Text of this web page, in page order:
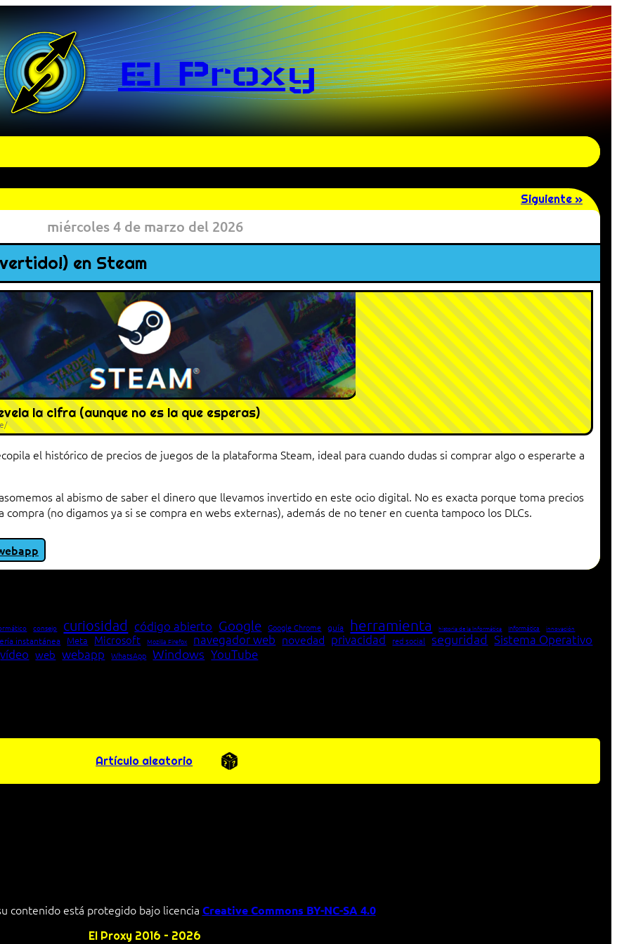
El Proxy
Siguiente »
miércoles 4 de marzo del 2026
en Steam
la cifra (aunque no es la que esperas)
el histórico de precios de juegos de la plataforma Steam, ideal para cuando dudas si comprar algo o esperarte a
al abismo de saber el dinero que llevamos invertido en este ocio digital. No es exacta porque toma precios
(no digamos ya si se compra en webs externas), además de no tener en cuenta tampoco los DLCs.
consejo curiosidad código abierto Google Google Chrome guía herramienta historia de la Informática Informática innovación
instantánea Meta Microsoft Mozilla Firefox navegador web novedad privacidad red social seguridad Sistema Operativo
vídeo web webapp WhatsApp Windows YouTube
Artículo aleatorio
contenido está protegido bajo licencia Creative Commons BY-NC-SA 4.0
El Proxy 2016 – 2026